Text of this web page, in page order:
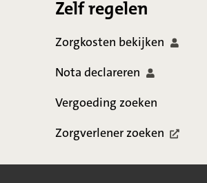
Zelf regelen
Zorgkosten bekijken
Nota declareren
Vergoeding zoeken
Zorgverlenerzoeken